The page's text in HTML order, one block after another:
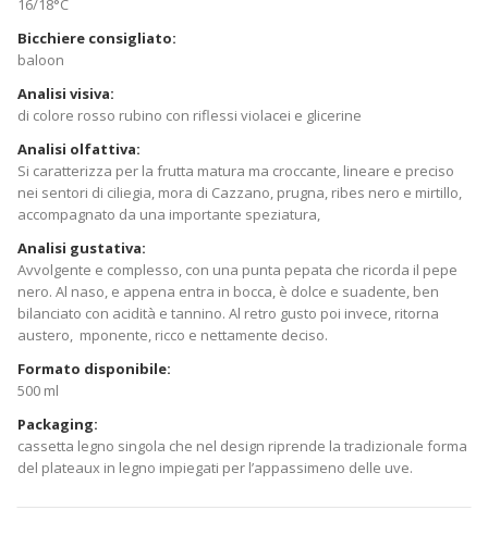
16/18°C
Bicchiere consigliato:
baloon
Analisi visiva:
di colore rosso rubino con riflessi violacei e glicerine
Analisi olfattiva:
Si caratterizza per la frutta matura ma croccante, lineare e preciso
nei sentori di ciliegia, mora di Cazzano, prugna, ribes nero e mirtillo,
accompagnato da una importante speziatura,
Analisi gustativa:
Avvolgente e complesso, con una punta pepata che ricorda il pepe
nero. Al naso, e appena entra in bocca, è dolce e suadente, ben
bilanciato con acidità e tannino. Al retro gusto poi invece, ritorna
austero, mponente, ricco e nettamente deciso.
Formato disponibile:
500 ml
Packaging:
cassetta legno singola che nel design riprende la tradizionale forma
del plateaux in legno impiegati per l’appassimeno delle uve.